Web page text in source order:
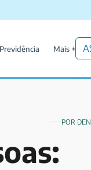
Mais +
POR